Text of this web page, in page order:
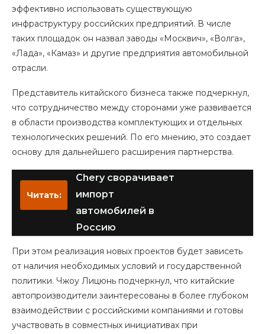
эффективно использовать существующую
инфраструктуру российских предприятий. В числе
таких площадок он назвал заводы «Москвич», «Волга»,
«Лада», «Камаз» и другие предприятия автомобильной
отрасли.
Представитель китайского бизнеса также подчеркнул,
что сотрудничество между сторонами уже развивается
в области производства комплектующих и отдельных
технологических решений. По его мнению, это создает
основу для дальнейшего расширения партнерства.
Читать:
Chery сворачивает
импорт
автомобилей в
Россию
При этом реализация новых проектов будет зависеть
от наличия необходимых условий и государственной
политики. Чжоу Лицюнь подчеркнул, что китайские
автопроизводители заинтересованы в более глубоком
взаимодействии с российскими компаниями и готовы
участвовать в совместных инициативах при